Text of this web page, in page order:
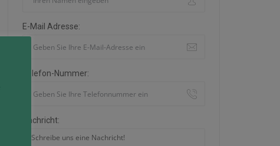
E-Mail Adresse:
Telefon-Nummer:
Nachricht: